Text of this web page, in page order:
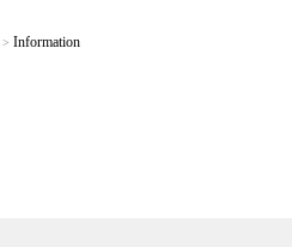
> Information